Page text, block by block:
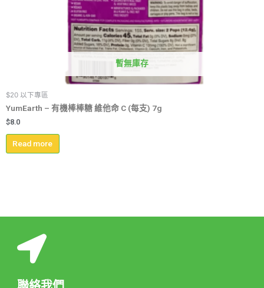
暫無庫存
$20 以下專區
YumEarth – 有機棒棒糖 維他命 C (每支) 7g
$8.0
Read more